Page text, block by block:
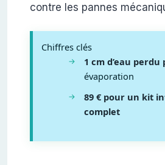
contre les pannes
Chiffres clés
1 cm d’eau
évaporation
89 € pour un kit
complet